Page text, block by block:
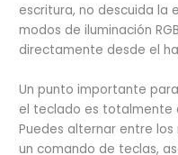
escritura, no descuida la
modos de iluminación
directamente desde el
Un punto importante
el teclado es totalmente
Puedes alternar entre
un comando de teclas,